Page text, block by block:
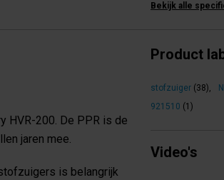
Bekijk alle
HVR-200. De PPR is de
jaren mee.
is belangrijk
Product
stofzuiger (38),
921510 (1)
Video's